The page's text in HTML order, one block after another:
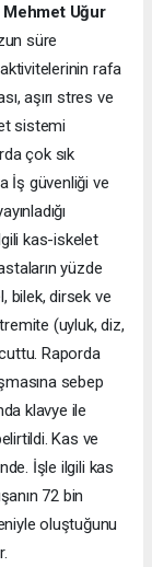
Mehmet Uğur
süre
rafa
aşırı stres ve
sistemi
çok sık
İş güvenliği ve
kas-iskelet
yüzde
bilek, dirsek ve
(uyluk, diz,
Raporda
sebep
klavye ile
Kas ve
İşle ilgili kas
72 bin
oluştuğunu